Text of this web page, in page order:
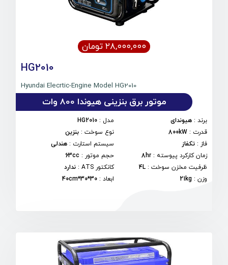
۲۸,۰۰۰,۰۰۰ تومان
HG2010
Hyundai Elecrtic-Engine Model HG2010
موتور برق بنزینی هیوندا 800 وات
برند : هیوندای مدل :
HG2010
قدرت :
800kW نوع سوخت: بنزین
فاز : تکفاز سیستم استارت : هندلی
زمان کارکرد پیوسته :
8hr حجم موتور :
63cc
ظرفیت مخزن سوخت :
4L کانکتور ATS : ندارد
وزن :
21kg ابعاد:
30*30*40cm